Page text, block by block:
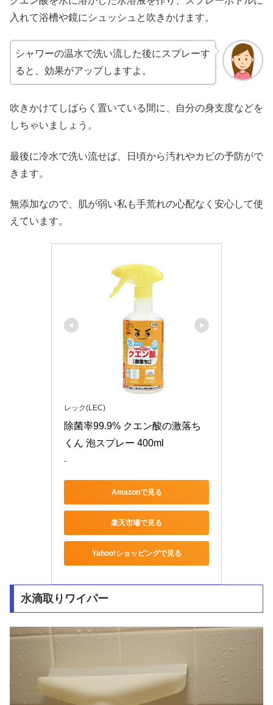
入れて浴槽や鏡にシュッシュと吹きかけます。
シャワーの温水で洗い流した後にスプレーす
ると、効果がアップしますよ。
吹きかけてしばらく置いている間に、自分の身支度などを
しちゃいましょう。
最後に冷水で洗い流せば、日頃から汚れやカビの予防がで
きます。
無添加なので、肌が弱い私も手荒れの心配なく安心して使
えています。
レック(LEC)
除菌率99.9% クエン酸の激落ち
くん 泡スプレー 400ml
-
Amazonで見る
楽天市場で見る
Yahoo!ショッピングで見る
水滴取りワイパー